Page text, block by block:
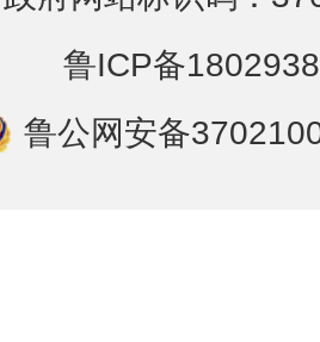
鲁ICP备
鲁公网安备